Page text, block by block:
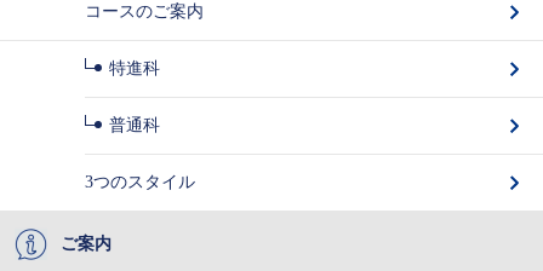
コースのご案内
特進科
普通科
3つのスタイル
ご案内